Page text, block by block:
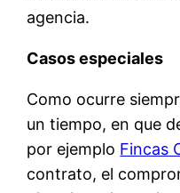
agencia.
Casos especiales
Como ocurre
un tiempo, en que
por ejemplo Fincas
contrato, el